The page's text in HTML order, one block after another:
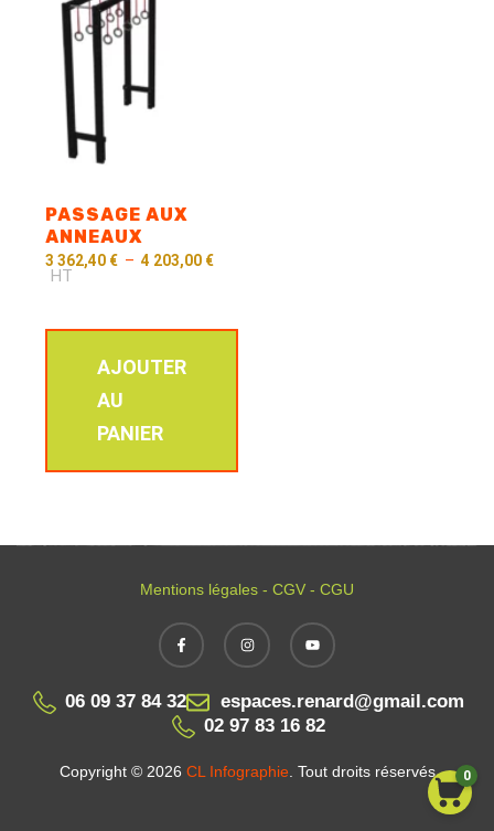
PASSAGE AUX
ANNEAUX
3 362,40 € – 4 203,00 €
HT
AJOUTER
AU
PANIER
Mentions légales - CGV - CGU
06 09 37 84 32
espaces.renard@gmail.com
02 97 83 16 82
Copyright © 2026 CL Infographie. Tout droits réservés 0